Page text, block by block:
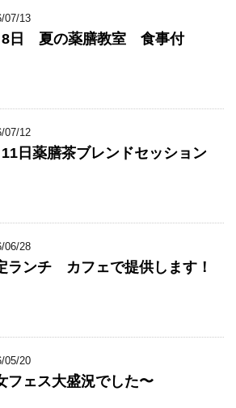
07/13
8日 夏の薬膳教室 食事付
07/12
日薬膳茶ブレンドセッション
06/28
ランチ カフェで提供します！
05/20
フェス大盛況でした〜